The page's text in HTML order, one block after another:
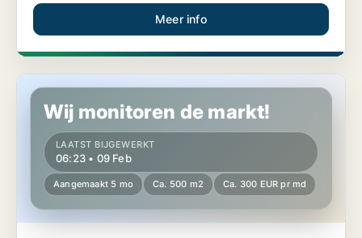
Meer info
Productie in Rotterdam
Wij monitoren de markt!
LAATST BIJGEWERKT
06:23 • 09 Feb
Aangemaakt 5 mo Ca. 500 m2 Ca. 300 EUR pr md